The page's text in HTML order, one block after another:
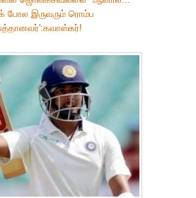
போல இருவரும் ரொம்ப